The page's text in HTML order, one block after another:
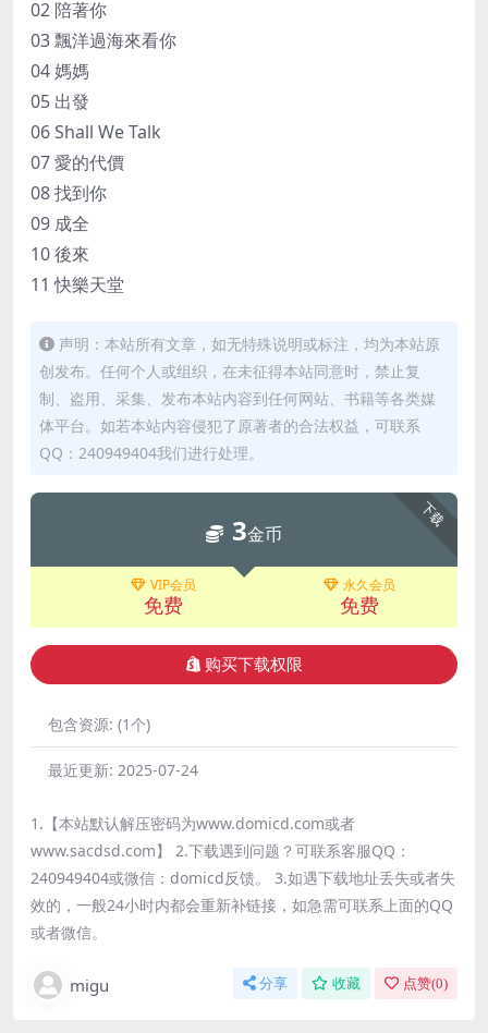
02 陪著你
03 飄洋過海來看你
04 媽媽
05 出發
06 Shall We Talk
07 愛的代價
08 找到你
09 成全
10 後來
11 快樂天堂
声明：本站所有文章，如无特殊说明或标注，均为本站原
创发布。任何个人或组织，在未征得本站同意时，禁止复
制、盗用、采集、发布本站内容到任何网站、书籍等各类媒
体平台。如若本站内容侵犯了原著者的合法权益，可联系
QQ：240949404我们进行处理。
下载
3金币
VIP会员
免费
永久会员
免费
购买下载权限
包含资源: (1个)
最近更新: 2025-07-24
1.【本站默认解压密码为www.domicd.com或者
www.sacdsd.com】 2.下载遇到问题？可联系客服QQ：
240949404或微信：domicd反馈。 3.如遇下载地址丢失或者失
效的，一般24小时内都会重新补链接，如急需可联系上面的QQ
或者微信。
migu 分享 收藏 点赞(0)